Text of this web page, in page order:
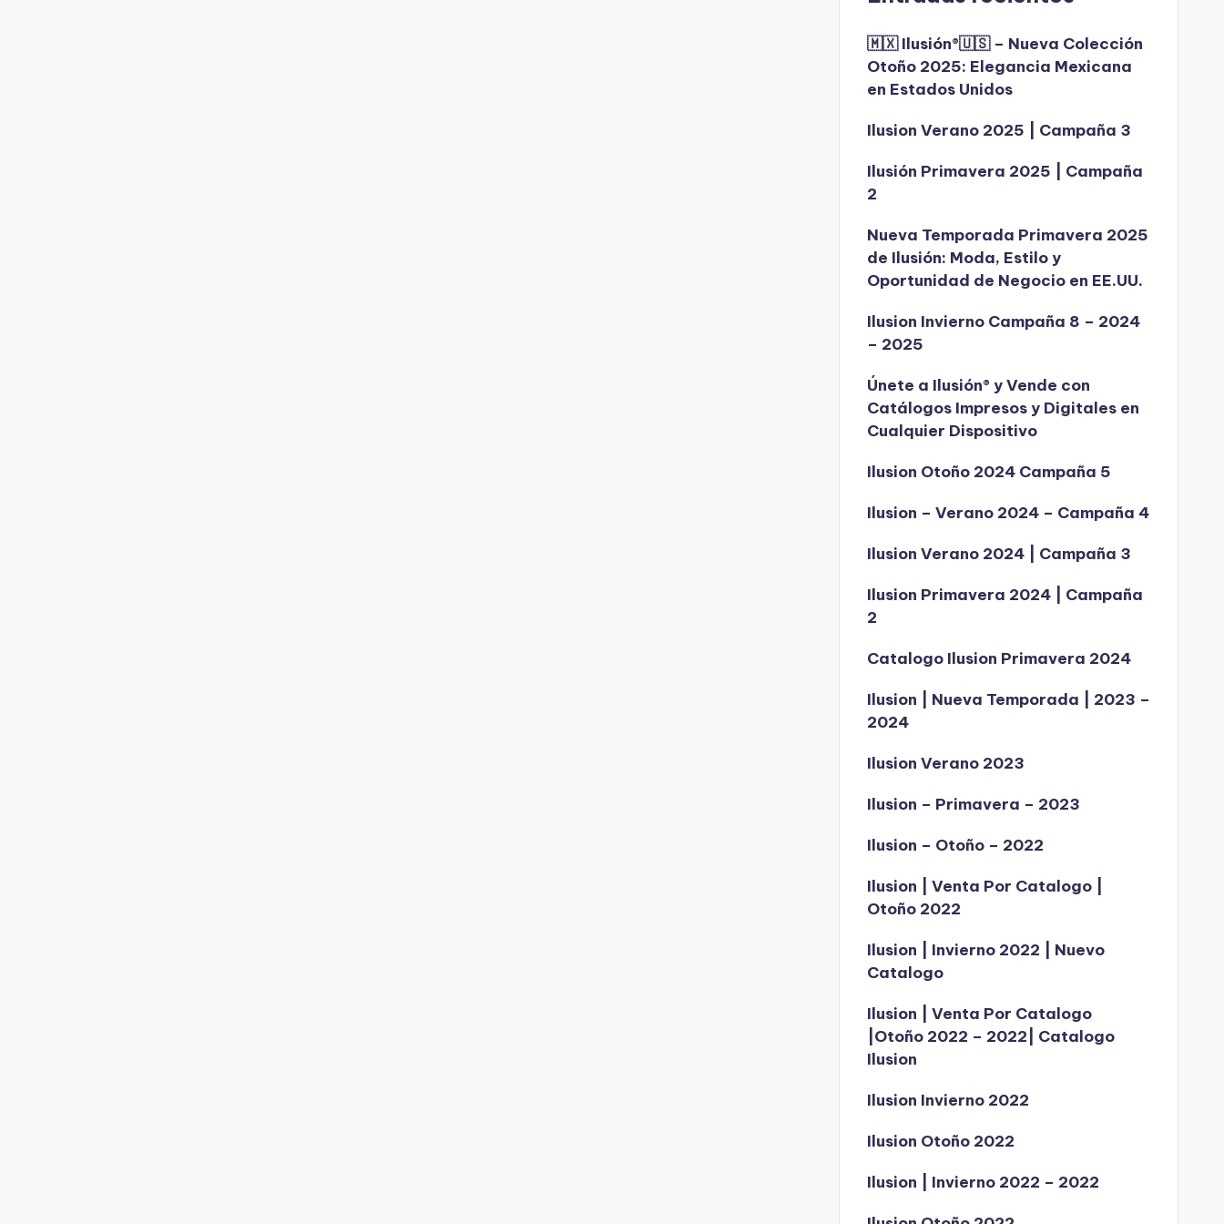
🇲🇽 Ilusión®️🇺🇸 – Nueva Colección
Otoño 2025: Elegancia Mexicana
en Estados Unidos
Ilusion Verano 2025 | Campaña 3
Ilusión Primavera 2025 | Campaña
2
Nueva Temporada Primavera 2025
de Ilusión: Moda, Estilo y
Oportunidad de Negocio en EE.UU.
Ilusion Invierno Campaña 8 – 2024
– 2025
Únete a Ilusión® y Vende con
Catálogos Impresos y Digitales en
Cualquier Dispositivo
Ilusion Otoño 2024 Campaña 5
Ilusion – Verano 2024 – Campaña 4
Ilusion Verano 2024 | Campaña 3
Ilusion Primavera 2024 | Campaña
2
Catalogo Ilusion Primavera 2024
Ilusion | Nueva Temporada | 2023 –
2024
Ilusion Verano 2023
Ilusion – Primavera – 2023
Ilusion – Otoño – 2022
Ilusion | Venta Por Catalogo |
Otoño 2022
Ilusion | Invierno 2022 | Nuevo
Catalogo
Ilusion | Venta Por Catalogo
|Otoño 2022 – 2022| Catalogo
Ilusion
Ilusion Invierno 2022
Ilusion Otoño 2022
Ilusion | Invierno 2022 – 2022